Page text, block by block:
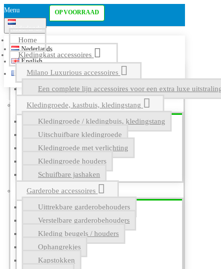
Menu
Nederlands
Nederlands
English
Français
Home
Kledingkast accessoires
Milano Luxurious accessoires
Een complete lijn accessoires voor een extra luxe
Kledingroede, kastbuis, kledingstang
Kledingroede / kledingbuis, kledingstang
Uitschuifbare kledingroede
Kledingroede met verlichting
Kledingroede houders
Schuifbare jashaken
Garderobe accessoires
Uittrekbare garderobehouders
Verstelbare garderobehouders
Kleding beugels / houders
Ophangrekjes
Kapstokken
OP VOORRAAD